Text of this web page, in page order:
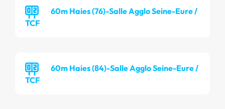
60m Haies (76)-Salle Agglo Seine-Eure /
TCF
60m Haies (84)-Salle Agglo Seine-Eure /
TCF